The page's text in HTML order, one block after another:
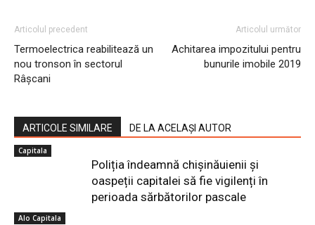
Articolul precedent
Termoelectrica reabilitează un
nou tronson în sectorul
Râșcani
Articolul următor
Achitarea impozitului pentru
bunurile imobile 2019
ARTICOLE SIMILARE DE LA ACELAȘI AUTOR
Capitala
Poliția îndeamnă chișinăuienii și
oaspeții capitalei să fie vigilenți în
perioada sărbătorilor pascale
Alo Capitala